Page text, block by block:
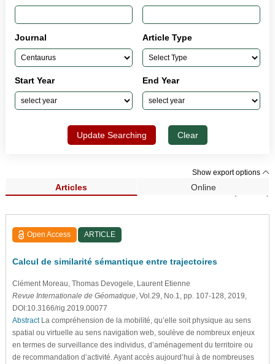
Journal Article Type
Start Year End Year
Update Searching Clear
Show export options
Articles Online
Search Results (33,962)
Open Access ARTICLE
Calcul de similarité sémantique entre trajectoires
Clément Moreau , Thomas Devogele , Laurent Etienne
Revue Internationale de Géomatique, Vol.29, No.1, pp. 107-128, 2019,
DOI:10.3166/rig.2019.00077
AbstractLa compréhension de la mobilité, qu’elle soit physique au sens
spatial ou virtuelle au sens navigation web, soulève de nombreux enjeux
en termes de surveillance des individus, d’aménagement du territoire ou
de recommandation d’activité. Ayant accès aujourd’hui à de nombreuses